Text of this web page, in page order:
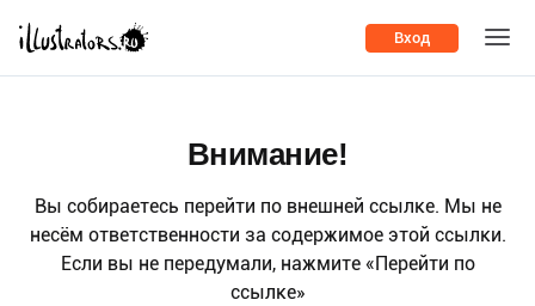
Вход
Внимание!
Вы собираетесь перейти по внешней ссылке. Мы не
несём ответственности за содержимое этой ссылки.
Если вы не передумали, нажмите «Перейти по
ссылке»